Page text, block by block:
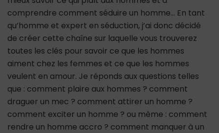
comprendre comment séduire un homme… En tant
qu’homme et expert en séduction, j’ai donc décidé
de créer cette chaîne sur laquelle vous trouverez
toutes les clés pour savoir ce que les hommes
aiment chez les femmes et ce que les hommes
veulent en amour. Je réponds aux questions telles
que : comment plaire aux hommes ? comment
draguer un mec ? comment attirer un homme ?
comment exciter un homme ? ou même : comment
rendre un homme accro ? comment manquer à un